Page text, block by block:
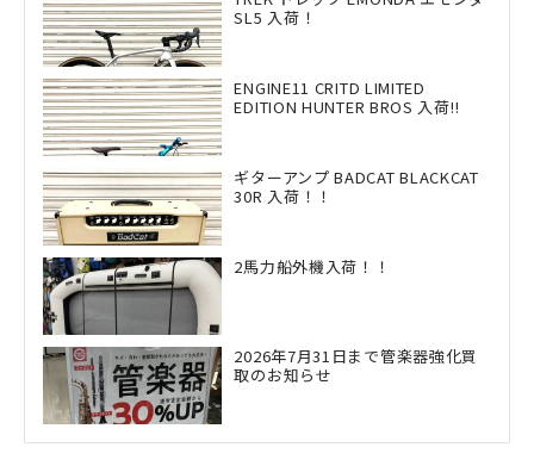
SL5 入荷！
ENGINE11 CRITD LIMITED
EDITION HUNTER BROS 入荷!!
ギターアンプ BADCAT BLACKCAT
30R 入荷！！
2馬力船外機入荷！！
2026年7月31日まで管楽器強化買
取のお知らせ